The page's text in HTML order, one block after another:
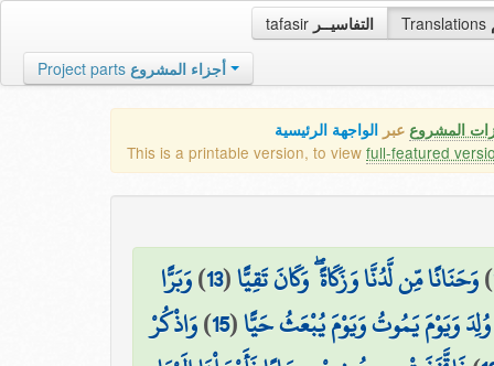
tafasir التفاسيــر Translations
Project parts أجزاء المشروع
المشروع عبر الواجهة الرئيسية
This is a printable version, to view full-featured
)وَحَنَانًا مِّن لَّدُنَّا وَزَكَاةً ۖ وَكَانَ تَقِيًّا(
13
)وَبَرًّا
وَيَوْمَ يَمُوتُ وَيَوْمَ يُبْعَثُ حَيًّا(
15
)وَاذْكُرْ